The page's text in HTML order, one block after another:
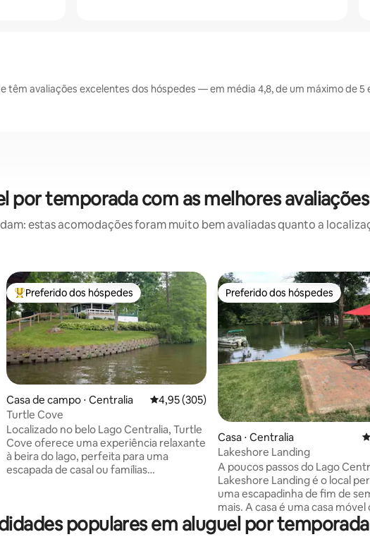
têm avaliações excelentes dos hóspedes — em média 4,8, de um máximo de 5
por temporada com as melhores
estas acomodações foram muito bem avaliadas quanto a
avaliação média de 5, 17 avaliações
Entre os melhores preferidos dos hóspedes
Preferido dos hóspedes
Casa de campo ⋅ Centralia 4,95 de uma avaliação média de 5, 305
4,95 (305)
Turtle Cove
Localizado no belo Lago Centralia, Turtle
Cove oferece uma experiência relaxante
à beira do lago, perfeita para uma
escapada de casal ou famílias
com Turtle Cove! *Mais de 2 hóspedes,
exigimos um adicional de US$ 12 por
Preferido dos hóspedes
Preferido dos hóspedes
Casa ⋅ Centralia
Lakeshore Landing
A poucos passos do Lago
Lakeshore Landing é o local
uma escapadinha de fim de
mais. A casa é uma casa móvel
sq/ft que tem três quartos, dois
banheiros completos, uma
populares em aluguel por